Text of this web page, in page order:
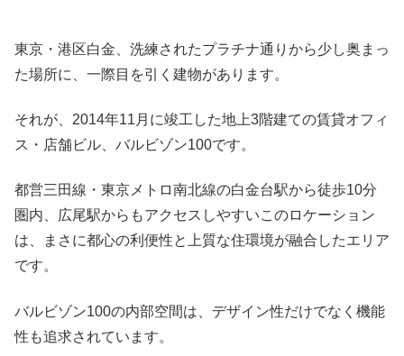
東京・港区白金、洗練されたプラチナ通りから少し奥まっ
た場所に、一際目を引く建物があります。
それが、2014年11月に竣工した地上3階建ての賃貸オフィ
ス・店舗ビル、バルビゾン100です。
都営三田線・東京メトロ南北線の白金台駅から徒歩10分
圏内、広尾駅からもアクセスしやすいこのロケーション
は、まさに都心の利便性と上質な住環境が融合したエリア
です。
バルビゾン100の内部空間は、デザイン性だけでなく機能
性も追求されています。